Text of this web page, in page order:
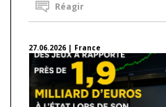
Réagir
27.06.2026 | France